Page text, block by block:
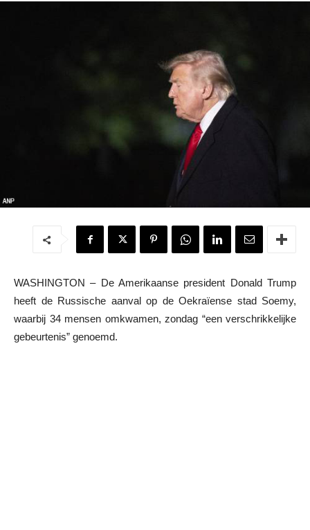
WASHINGTON – De Amerikaanse president Donald Trump
heeft de Russische aanval op de Oekraïense stad Soemy,
waarbij 34 mensen omkwamen, zondag “een verschrikkelijke
gebeurtenis” genoemd.